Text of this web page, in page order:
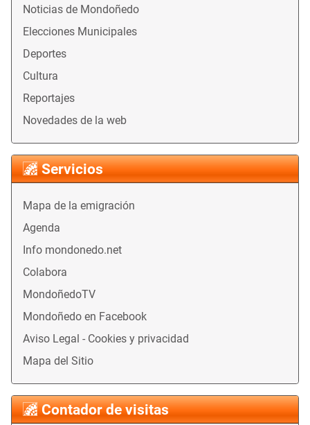
Noticias de Mondoñedo
Elecciones Municipales
Deportes
Cultura
Reportajes
Novedades de la web
Servicios
Mapa de la emigración
Agenda
Info mondonedo.net
Colabora
MondoñedoTV
Mondoñedo en Facebook
Aviso Legal - Cookies y privacidad
Mapa del Sitio
Contador de visitas